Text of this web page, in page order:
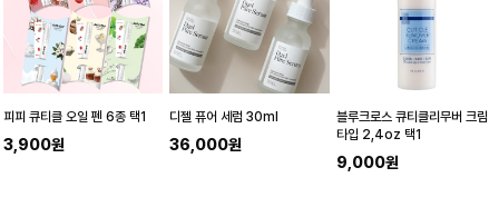
피피 큐티클 오일 펜 6종 택1
3,900원
디젤 퓨어 세럼 30ml
36,000원
블루크로스 큐티클리무버 크림
타입 2,4oz 택1
9,000원